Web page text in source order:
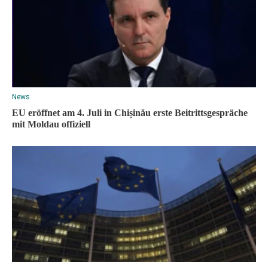
News
EU eröffnet am 4. Juli in Chișinău erste Beitrittsgespräche
mit Moldau offiziell